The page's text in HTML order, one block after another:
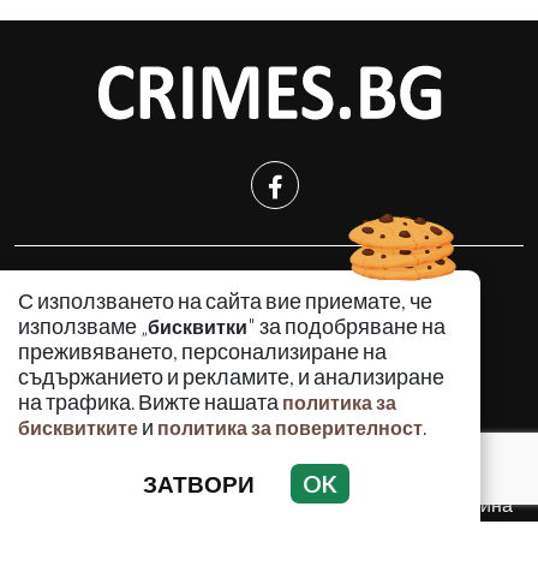
С използването на сайта вие приемате, че
използваме „бисквитки" за подобряване на
преживяването, персонализиране на
съдържанието и рекламите, и анализиране
на трафика. Вижте нашата политика за
бисквитките и политика за поверителност.
ЗАТВОРИ OK
КРИМИНАЛНО
ИНЦИДЕНТИ
АНАЛИЗИ
ПО СВЕТА
ВОДЕЩИ ТЕМИ
Използването и публикуването на част или цялото
съдържание на Crimes.BG без разрешение на Медийна